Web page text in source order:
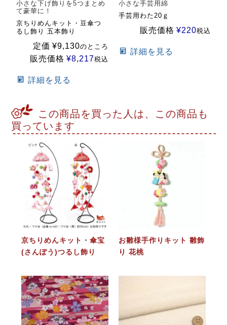
小さな下げ飾りを5つまとめ
て豪華に！
京ちりめんキット・豆傘つ
るし飾り 五本飾り
定価 ¥9,130のところ
販売価格 ¥8,217税込
詳細を見る
小さな手芸用綿
手芸用わた20ｇ
販売価格 ¥220税込
詳細を見る
この商品を買った人は、この商品も
買っています
京ちりめんキット・傘宝
(さんぽう)つるし飾り
お雛様手作りキット 雛飾
り 花桃